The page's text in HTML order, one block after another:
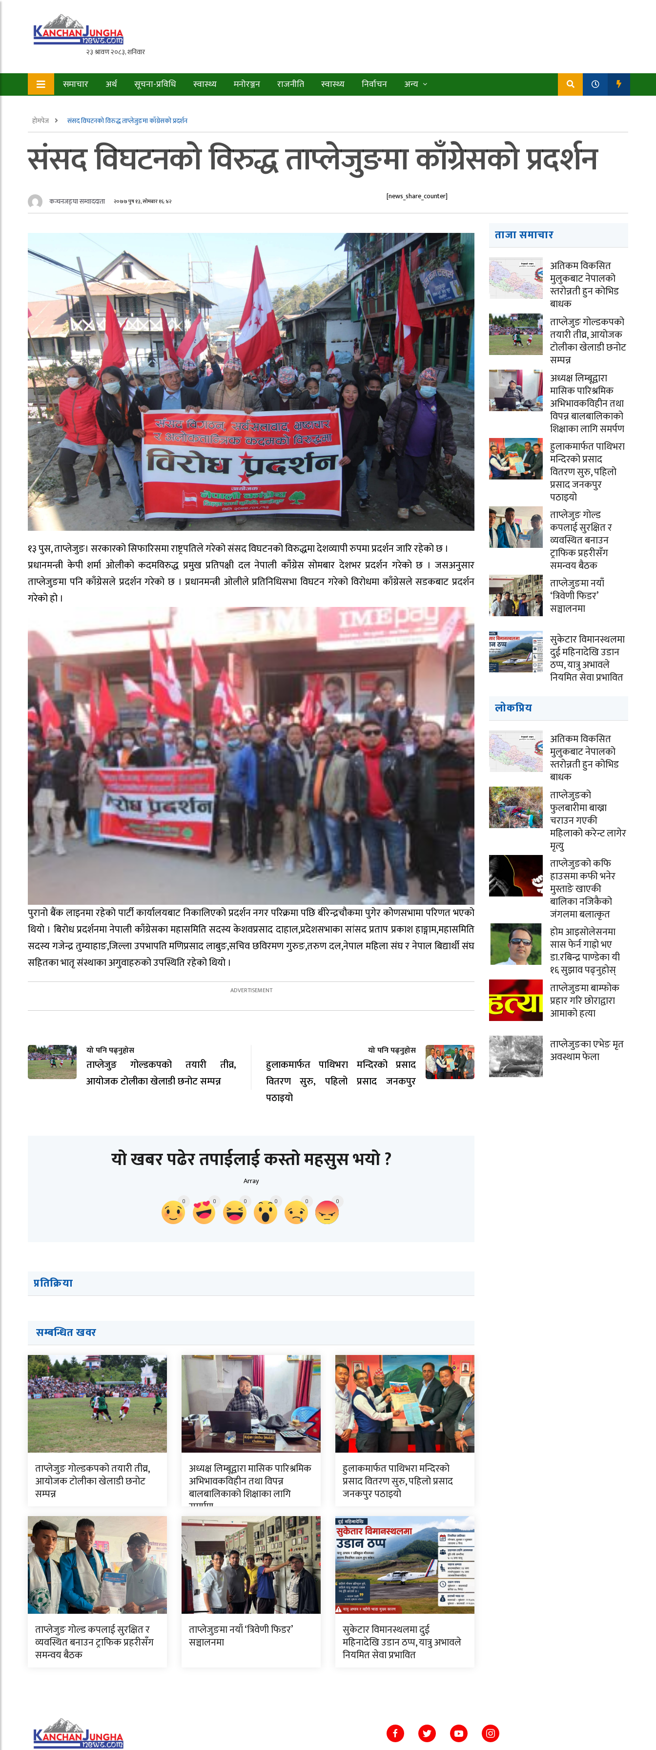
समाचार अर्थ सूचना-प्रविधि स्वास्थ्य मनोरञ्जन राजनीति स्वास्थ्य निर्वाचन अन्य
होमपेज संसद विघटनको विरुद्ध ताप्लेजुङमा काँग्रेसको प्रदर्शन
संसद विघटनको विरुद्ध ताप्लेजुङमा काँग्रेसको प्रदर्शन
कन्चनजङ्घा सम्वाददाता २०७७ पुष १३, सोमबार १६:४२ [news_share_counter]
१३ पुस, ताप्लेजुङ। सरकारको सिफारिसमा राष्ट्रपतिले गरेको संसद विघटनको विरुद्धमा देशव्यापी रुपमा प्रदर्शन जारि रहेको छ ।
प्रधानमन्त्री केपी शर्मा ओलीको कदमविरुद्ध प्रमुख प्रतिपक्षी दल नेपाली काँग्रेस सोमबार देशभर प्रदर्शन गरेको छ । जसअनुसार
ताप्लेजुङमा पनि काँग्रेसले प्रदर्शन गरेको छ । प्रधानमन्त्री ओलीले प्रतिनिधिसभा विघटन गरेको विरोधमा काँग्रेसले सडकबाट प्रदर्शन
गरेको हो ।
पुरानो बैंक लाइनमा रहेको पार्टी कार्यालयबाट निकालिएको प्रदर्शन नगर परिक्रमा पछि बीरेन्द्रचौकमा पुगेर कोणसभामा परिणत भएको
थियो । बिरोध प्रदर्शनमा नेपाली काँग्रेसका महासमिति सदस्य केशवप्रसाद दाहाल,प्रदेशसभाका सांसद प्रताप प्रकाश हाङ्गाम,महासमिति
सदस्य गजेन्द्र तुम्याहाङ,जिल्ला उपभापति मणिप्रसाद लाबुङ,सचिव छविरमण गुरुङ,तरुण दल,नेपाल महिला संघ र नेपाल बिद्यार्थी संघ
सहितका भातृ संस्थाका अगुवाहरुको उपस्थिति रहेको थियो ।
यो पनि पढ्नुहोस
ताप्लेजुङ गोल्डकपको तयारी तीव्र,
आयोजक टोलीका खेलाडी छनोट सम्पन्न
यो पनि पढ्नुहोस
हुलाकमार्फत पाथिभरा मन्दिरको प्रसाद
वितरण सुरु, पहिलो प्रसाद जनकपुर
पठाइयो
यो खबर पढेर तपाईलाई कस्तो महसुस भयो ?
Array
0 0 0 0 0 0
प्रतिक्रिया
सम्बन्धित खवर
ताप्लेजुङ गोल्डकपको तयारी तीव्र,
आयोजक टोलीका खेलाडी छनोट
सम्पन्न
अध्यक्ष लिम्बूद्वारा मासिक पारिश्रमिक
अभिभावकविहीन तथा विपन्न
बालबालिकाको शिक्षाका लागि
समर्पण
हुलाकमार्फत पाथिभरा मन्दिरको
प्रसाद वितरण सुरु, पहिलो प्रसाद
जनकपुर पठाइयो
ताप्लेजुङ गोल्ड कपलाई सुरक्षित र
व्यवस्थित बनाउन ट्राफिक प्रहरीसँग
समन्वय बैठक
ताप्लेजुङमा नयाँ ‘त्रिवेणी फिडर’
सञ्चालनमा
सुकेटार विमानस्थलमा दुई
महिनादेखि उडान ठप्प, यात्रु अभावले
नियमित सेवा प्रभावित
ताजा समाचार
अतिकम विकसित
मुलुकबाट नेपालको
स्तरोन्नती हुन कोभिड
बाधक
ताप्लेजुङ गोल्डकपको
तयारी तीव्र, आयोजक
टोलीका खेलाडी छनोट
सम्पन्न
अध्यक्ष लिम्बूद्वारा
मासिक पारिश्रमिक
अभिभावकविहीन तथा
विपन्न बालबालिकाको
शिक्षाका लागि समर्पण
हुलाकमार्फत पाथिभरा
मन्दिरको प्रसाद
वितरण सुरु, पहिलो
प्रसाद जनकपुर
पठाइयो
ताप्लेजुङ गोल्ड
कपलाई सुरक्षित र
व्यवस्थित बनाउन
ट्राफिक प्रहरीसँग
समन्वय बैठक
ताप्लेजुङमा नयाँ
‘त्रिवेणी फिडर’
सञ्चालनमा
सुकेटार विमानस्थलमा
दुई महिनादेखि उडान
ठप्प, यात्रु अभावले
नियमित सेवा प्रभावित
लोकप्रिय
अतिकम विकसित
मुलुकबाट नेपालको
स्तरोन्नती हुन कोभिड
बाधक
ताप्लेजुङको
फुलबारीमा बाख्रा
चराउन गएकी
महिलाको करेन्ट लागेर
मृत्यु
ताप्लेजुङको कफि
हाउसमा कफी भनेर
मुस्ताङे खाएकी
बालिका नजिकैको
जंगलमा बलात्कृत
होम आइसोलेसनमा
सास फेर्न गाह्रो भए
डा.रबिन्द्र पाण्डेका यी
१६ सुझाव पढ्नुहोस्
ताप्लेजुङमा बाम्फोक
प्रहार गरि छोराद्वारा
आमाको हत्या
ताप्लेजुङका एभेङ मृत
अवस्थाम फेला